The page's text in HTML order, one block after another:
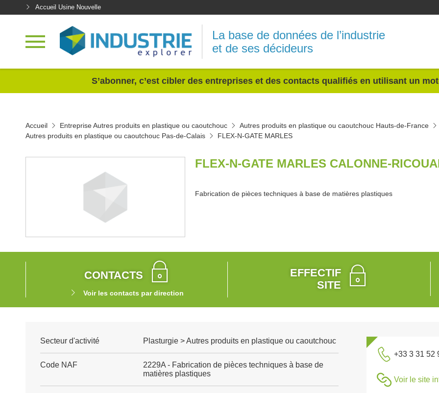
Accueil Usine Nouvelle
La base de données de l’industrie
et de ses décideurs
S’abonner, c’est cibler des entreprises et des contacts qualifiés en utilisant un
Accueil Entreprise Autres produits en plastique ou caoutchouc
Autres produits en plastique ou caoutchouc Hauts-de-France
Autres produits en plastique ou caoutchouc Pas-de-Calais
FLEX-N-GATE MARLES
FLEX-N-GATE MARLES CALONNE-
Fabrication de pièces techniques à base de matières plastiques
CONTACTS
Voir les contacts par direction
EFFECTIF
SITE
Secteur d'activité Plasturgie > Autres produits en plastique ou caoutchouc
Code NAF
2229A - Fabrication de pièces techniques à base de
matières plastiques
+33 3 31 52
Voir le site